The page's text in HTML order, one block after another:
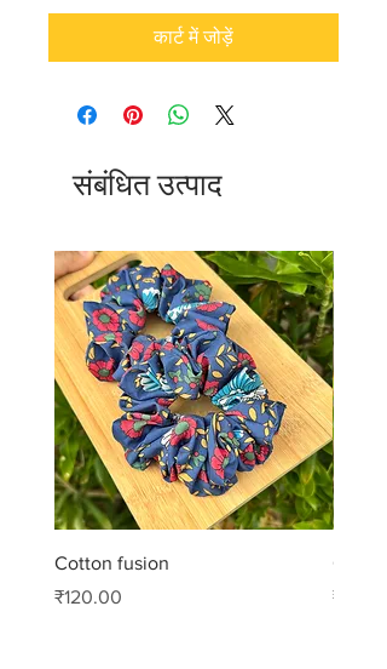
कार्ट में जोड़ें
संबंधित उत्पाद
Cotton fusion
मूल्य
₹120.00
मूल्य
₹99.00